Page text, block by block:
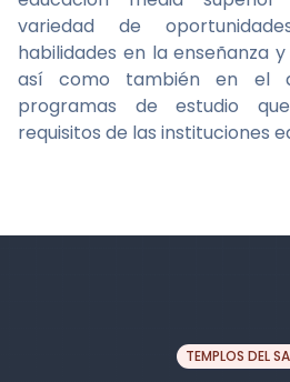
variedad de
habilidades en la enseñanza
así como también en el
programas de estudio
requisitos de las instituciones
TEMPLOS DEL